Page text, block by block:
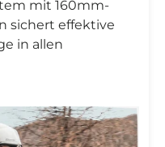
mit 160mm-
sichert effektive
in allen